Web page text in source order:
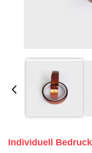
Individuell